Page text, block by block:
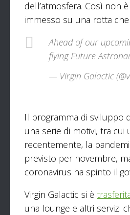
dell’atmosfera. Così non
immesso su una rotta
Ahead of our
flying Future
— Virgin Galactic
Il programma di sviluppo
una serie di motivi, tra cui
recentemente, la
previsto per novembre,
coronavirus ha spinto il
Virgin Galactic si è
una lounge e altri servizi